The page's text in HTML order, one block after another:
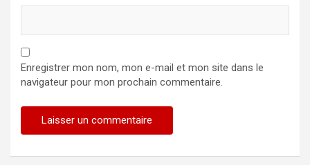
Enregistrer mon nom, mon e-mail et mon site dans le
navigateur pour mon prochain commentaire.